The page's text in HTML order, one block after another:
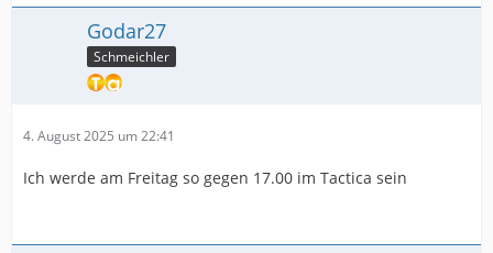
Godar27
Schmeichler
4. August 2025 um 22:41
Ich werde am Freitag so gegen 17.00 im Tactica sein